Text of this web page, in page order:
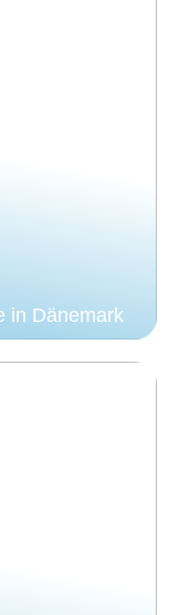
in Dänemark